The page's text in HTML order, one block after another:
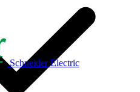
Schneider Electric